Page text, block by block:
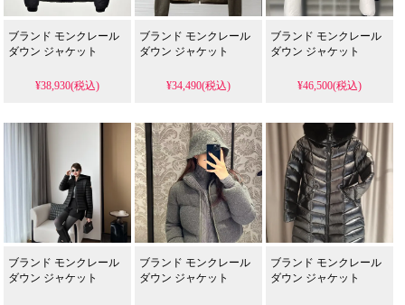
ブランド モンクレール
ダウン ジャケット
¥38,930(税込)
ブランド モンクレール
ダウン ジャケット
¥34,490(税込)
ブランド モンクレール
ダウン ジャケット
¥46,500(税込)
ブランド モンクレール
ダウン ジャケット
ブランド モンクレール
ダウン ジャケット
ブランド モンクレール
ダウン ジャケット